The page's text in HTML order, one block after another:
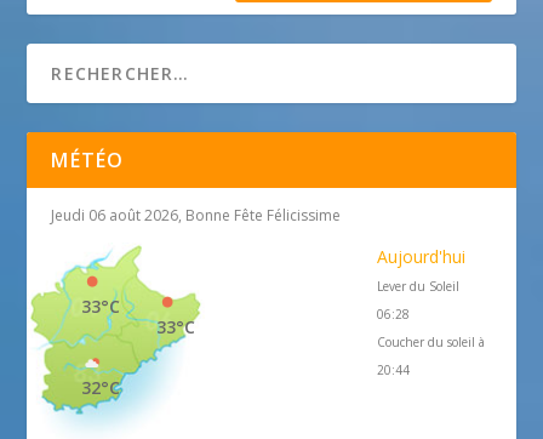
MÉTÉO
Jeudi 06 août 2026, Bonne Fête Félicissime
33°C
33°C
32°C
Aujourd'hui
Lever du Soleil
06:28
Coucher du soleil à
20:44